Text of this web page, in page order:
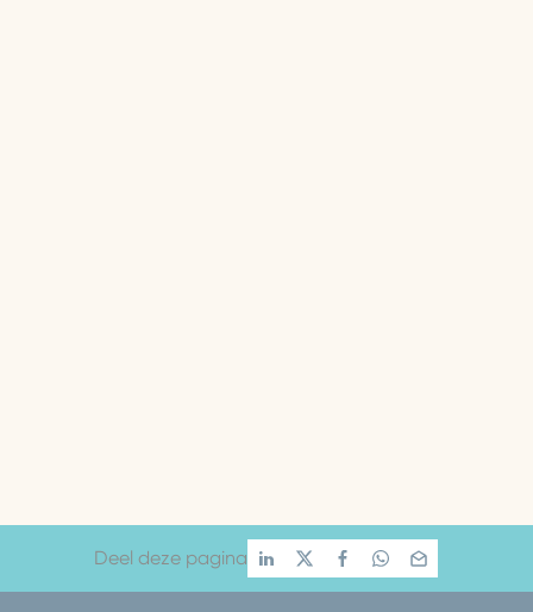
Deel deze pagina